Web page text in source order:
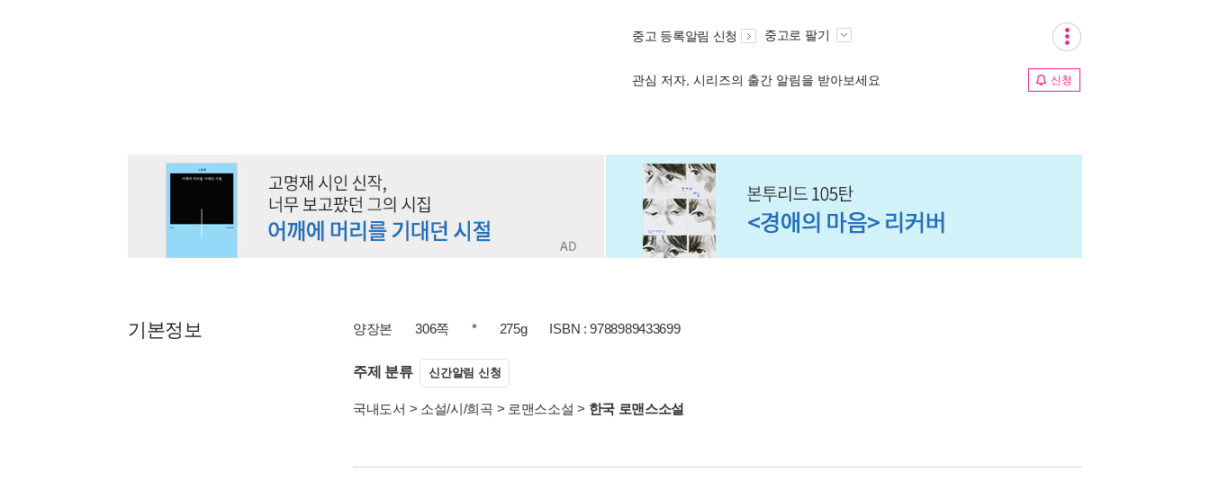
중고 등록알림 신청 중고로 팔기
관심 저자, 시리즈의 출간 알림을 받아보세요 신청
기본정보 양장본 306쪽 * 275g ISBN : 9788989433699
주제 분류 신간알림 신청
국내도서 > 소설/시/희곡 > 로맨스소설 > 한국 로맨스소설